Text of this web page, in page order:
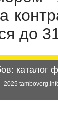
до
каталог